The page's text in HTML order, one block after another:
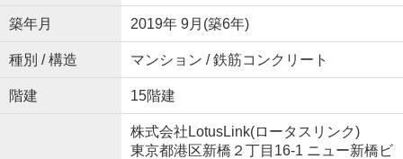
築年月 2019年 9月(築6年)
種別 / 構造 マンション / 鉄筋コンクリート
階建 15階建
株式会社LotusLink(ロータスリンク)
東京都港区新橋２丁目16-1 ニュー新橋ビ